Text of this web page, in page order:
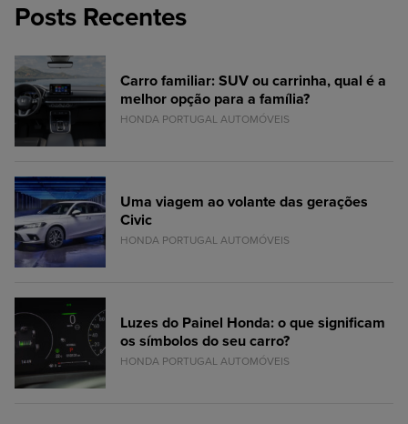
Posts Recentes
Carro familiar: SUV ou carrinha, qual é a
melhor opção para a família?
HONDA PORTUGAL AUTOMÓVEIS
Uma viagem ao volante das gerações
Civic
HONDA PORTUGAL AUTOMÓVEIS
Luzes do Painel Honda: o que significam
os símbolos do seu carro?
HONDA PORTUGAL AUTOMÓVEIS